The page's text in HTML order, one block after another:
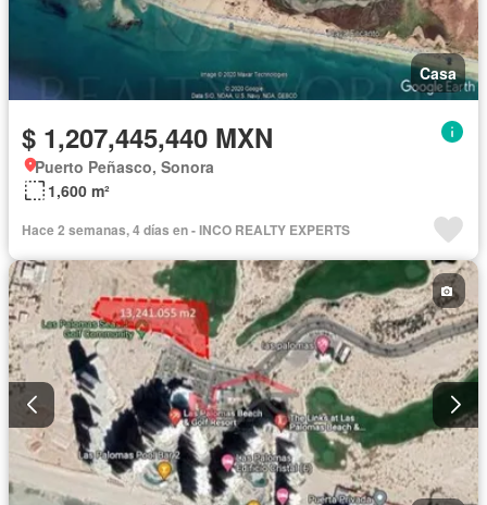
Casa
$ 1,207,445,440 MXN
Puerto Peñasco, Sonora
1,600 m²
Hace 2 semanas, 4 días en - INCO REALTY EXPERTS